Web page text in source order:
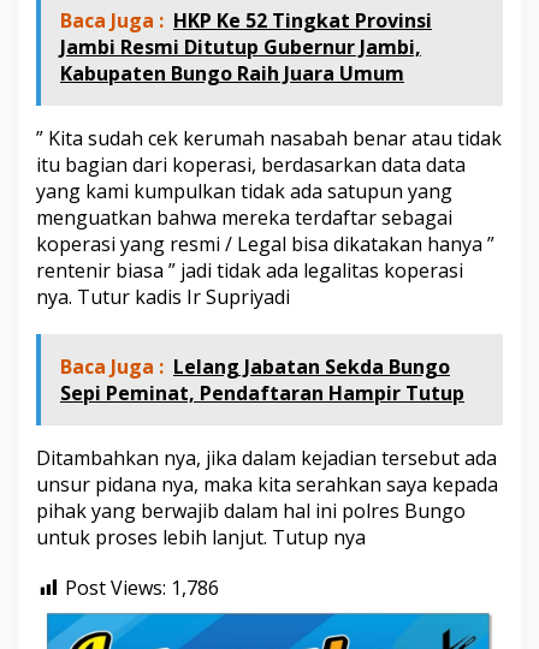
p
e
r
a
,
i
n
k
a
t
a
K
d
i
s
r
i
n
d
o
Baca Juga : HKP Ke 52 Tingkat Provinsi
Jambi Resmi Ditutup Gubernur Jambi,
Kabupaten Bungo Raih Juara Umum
” Kita sudah cek kerumah nasabah benar atau tidak
itu bagian dari koperasi, berdasarkan data data
yang kami kumpulkan tidak ada satupun yang
menguatkan bahwa mereka terdaftar sebagai
koperasi yang resmi / Legal bisa dikatakan hanya ”
rentenir biasa ” jadi tidak ada legalitas koperasi
nya. Tutur kadis Ir Supriyadi
Baca Juga : Lelang Jabatan Sekda Bungo
Sepi Peminat, Pendaftaran Hampir Tutup
Ditambahkan nya, jika dalam kejadian tersebut ada
unsur pidana nya, maka kita serahkan saya kepada
pihak yang berwajib dalam hal ini polres Bungo
untuk proses lebih lanjut. Tutup nya
Post Views: 1,786